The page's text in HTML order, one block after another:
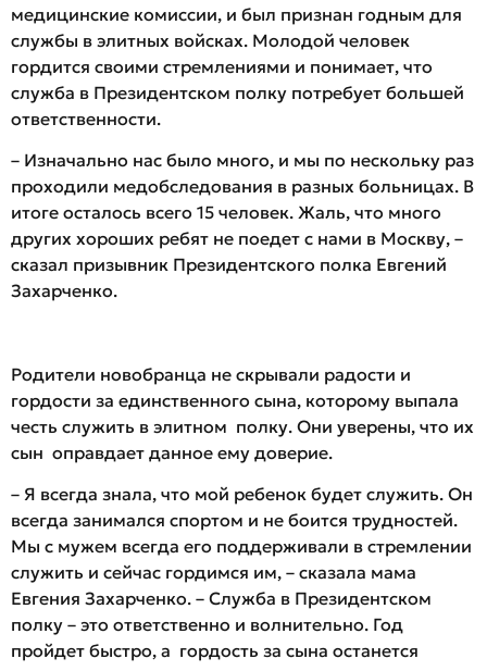
медицинские комиссии, и был признан годным для
службы в элитных войсках. Молодой человек
гордится своими стремлениями и понимает, что
служба в Президентском полку потребует большей
ответственности.
– Изначально нас было много, и мы по нескольку раз
проходили медобследования в разных больницах. В
итоге осталось всего 15 человек. Жаль, что много
других хороших ребят не поедет с нами в Москву, –
сказал призывник Президентского полка Евгений
Захарченко.
Родители новобранца не скрывали радости и
гордости за единственного сына, которому выпала
честь служить в элитном полку. Они уверены, что их
сын оправдает данное ему доверие.
– Я всегда знала, что мой ребенок будет служить. Он
всегда занимался спортом и не боится трудностей.
Мы с мужем всегда его поддерживали в стремлении
служить и сейчас гордимся им, – сказала мама
Евгения Захарченко. – Служба в Президентском
полку – это ответственно и волнительно. Год
пройдет быстро, а гордость за сына останется